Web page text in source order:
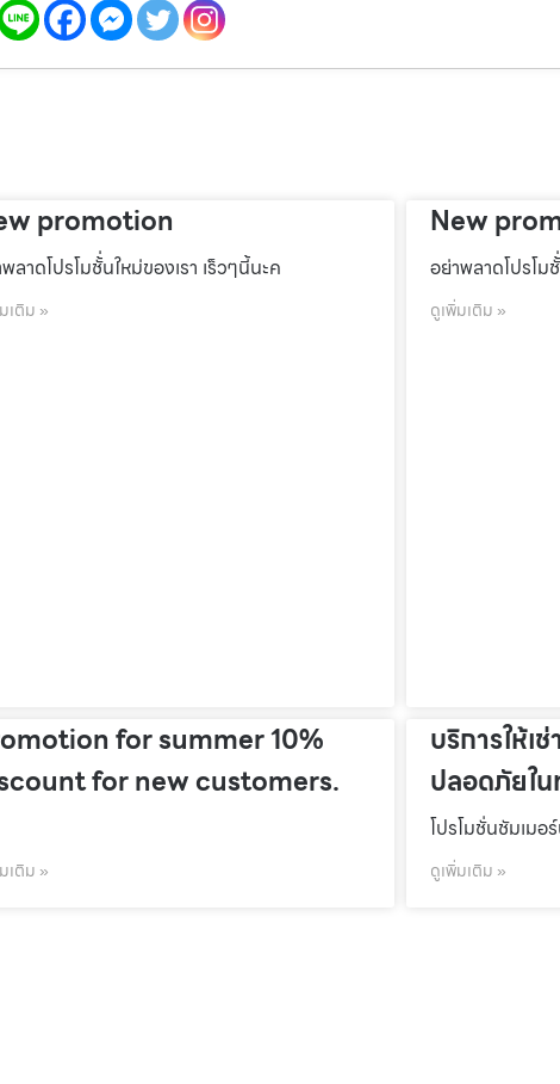
promotion
ลาดโปรโมชั้่นใหม่ของเรา เร็วๆนี้นะค
เติม »
New
อย่าพลาดโปรโม
ดูเพิ่มเติม »
for summer 10%
for new customers.
เติม »
บริการให้เ
ปลอดภัยใ
โปรโมชั่นชัมเมอ
ดูเพิ่มเติม »